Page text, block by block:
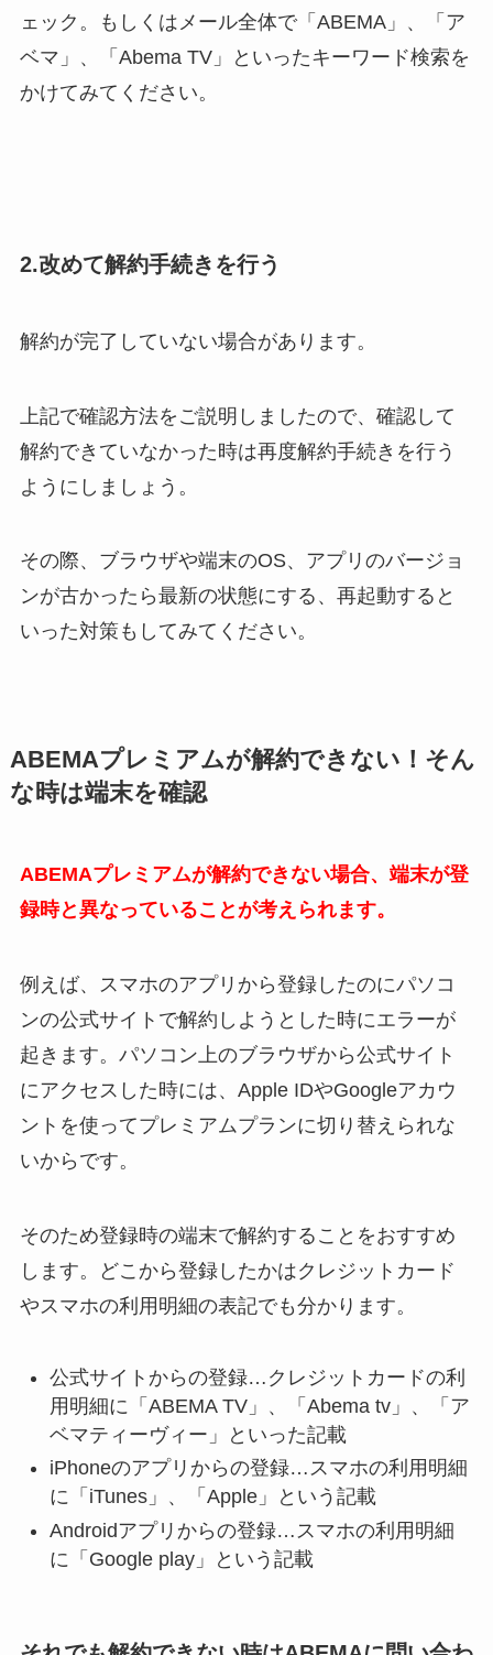
ェック。もしくはメール全体で「ABEMA」、「ア
ベマ」、「Abema TV」といったキーワード検索を
かけてみてください。
2.改めて解約手続きを行う
解約が完了していない場合があります。
上記で確認方法をご説明しましたので、確認して
解約できていなかった時は再度解約手続きを行う
ようにしましょう。
その際、ブラウザや端末のOS、アプリのバージョ
ンが古かったら最新の状態にする、再起動すると
いった対策もしてみてください。
ABEMAプレミアムが解約できない！そん
な時は端末を確認
ABEMAプレミアムが解約できない場合、端末が登
録時と異なっていることが考えられます。
例えば、スマホのアプリから登録したのにパソコ
ンの公式サイトで解約しようとした時にエラーが
起きます。パソコン上のブラウザから公式サイト
にアクセスした時には、Apple IDやGoogleアカウ
ントを使ってプレミアムプランに切り替えられな
いからです。
そのため登録時の端末で解約することをおすすめ
します。どこから登録したかはクレジットカード
やスマホの利用明細の表記でも分かります。
公式サイトからの登録…クレジットカードの利
用明細に「ABEMA TV」、「Abema tv」、「ア
ベマティーヴィー」といった記載
iPhoneのアプリからの登録…スマホの利用明細
に「iTunes」、「Apple」という記載
Androidアプリからの登録…スマホの利用明細
に「Google play」という記載